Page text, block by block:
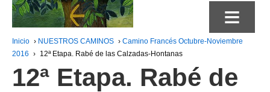
≡
Inicio › NUESTROS CAMINOS › Camino Francés Octubre-Noviembre
2016 › 12ª Etapa. Rabé de las Calzadas-Hontanas
12ª Etapa. Rabé de